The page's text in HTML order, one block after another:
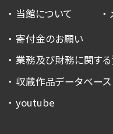
当館について
寄付金のお願い
業務及び財務に関す
収蔵作品データベース
youtube